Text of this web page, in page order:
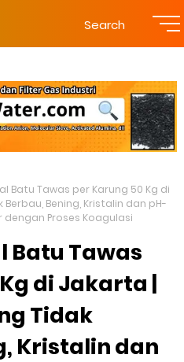
Search
Batu Tawas per Karung 50 Kg di
Bening, Kristalin dan pH-
dengan Proses Koagulasi
Batu Tawas
di Jakarta |
Tidak
Kristalin dan